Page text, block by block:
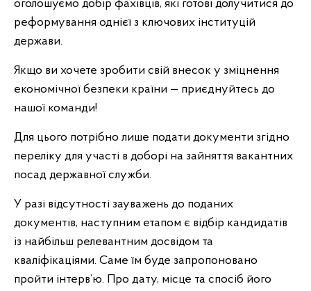
оголошуємо добір фахівців, які готові долучитися до
реформування однієї з ключових інституцій
держави.
Якщо ви хочете зробити свій внесок у зміцнення
економічної безпеки країни — приєднуйтесь до
нашої команди!
Для цього потрібно лише подати документи згідно
переліку для участі в доборі на зайняття вакантних
посад державної служби.
У разі відсутності зауважень до поданих
документів, наступним етапом є відбір кандидатів
із найбільш релевантним досвідом та
кваліфікаціями. Саме їм буде запропоновано
пройти інтерв’ю. Про дату, місце та спосіб його